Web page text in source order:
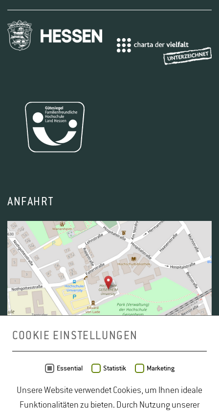
ANFAHRT
OpenStreetMap- Veröffentlicht unterODbL
duales Studium Gartenbau| Gartenbau Studium|
COOKIE EINSTELLUNGEN
Essential Statistik Marketing
Unsere Website verwendet Cookies, um Ihnen ideale
Funktionalitäten zu bieten. Durch Nutzung unserer